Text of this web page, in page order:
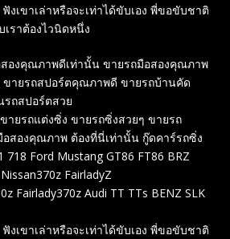
งเขาเล่าหรือจะเท่าได้ขับเอง พี่ขอขับชาติ
ราต้องไวนิดหนึ่ง
องคุณภาพดีเท่านั้น ขายรถมือสองคุณภาพ
ายรถสปอร์ตคุณภาพดี ขายรถบ้านคัด
ถสปอร์ตสวย
ยรถแต่งซิ่ง ขายรถซิ่งสวยๆ ขายรถ
สองคุณภาพ ต้องที่นี่เท่านั้น กู๊ดคาร์รถซิ่ง
718 Ford Mustang GT86 FT86 BRZ
FairladyZ
Fairlady370z Audi TT TTs BENZ SLK
งเขาเล่าหรือจะเท่าได้ขับเอง พี่ขอขับชาติ